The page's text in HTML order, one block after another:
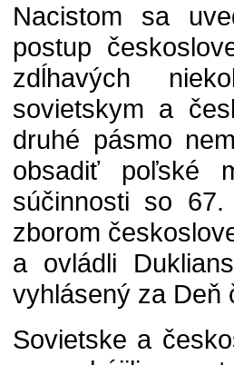
Nacistom sa
postup
zdĺhavých
sovietskym a
druhé pásmo
obsadiť poľské
súčinnosti so
zborom
a ovládli
vyhlásený za Deň
Sovietske a